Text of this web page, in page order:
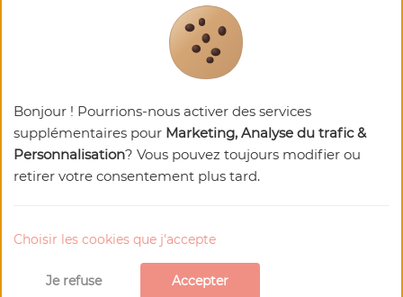
Téléphone : 02 32 49 60 87
Nosrecommandations
Bonjour ! Pourrions-nous activer des services
supplémentaires pour Marketing, Analyse du trafic &
Personnalisation? Vous pouvez toujours modifier ou
retirer votre consentement plus tard.
Choisir les cookies que j'accepte
Je refuse Accepter